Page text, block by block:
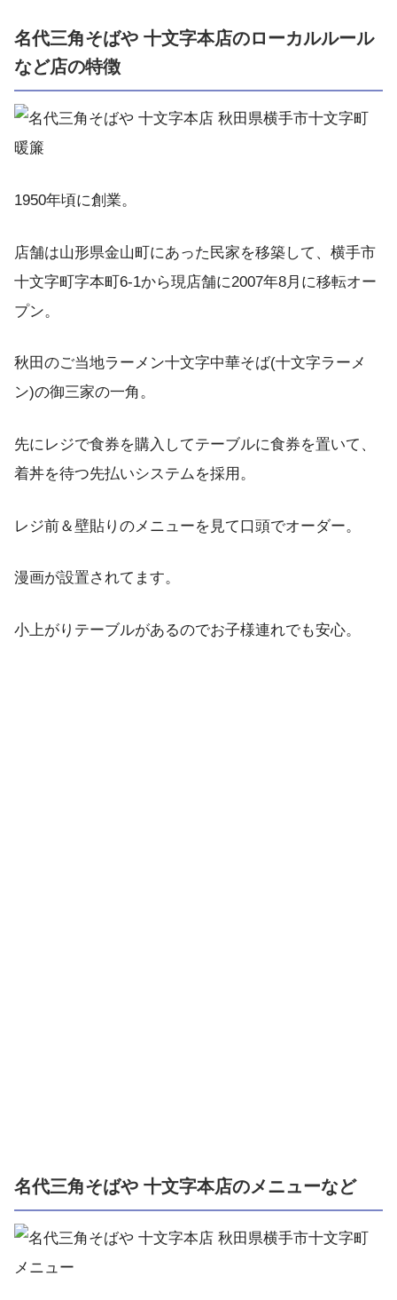
名代三角そばや 十文字本店のローカルルール
など店の特徴
1950年頃に創業。
店舗は山形県金山町にあった民家を移築して、横手市
十文字町字本町6-1から現店舗に2007年8月に移転オー
プン。
秋田のご当地ラーメン十文字中華そば(十文字ラーメ
ン)の御三家の一角。
先にレジで食券を購入してテーブルに食券を置いて、
着丼を待つ先払いシステムを採用。
レジ前＆壁貼りのメニューを見て口頭でオーダー。
漫画が設置されてます。
小上がりテーブルがあるのでお子様連れでも安心。
名代三角そばや 十文字本店のメニューなど